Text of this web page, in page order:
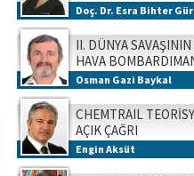
Doç. Dr. Esra Bihter
II. DÜNYA
HAVA
Osman Gazi Baykal
CHEMTRAIL
AÇIK ÇAĞRI
Engin Aksüt